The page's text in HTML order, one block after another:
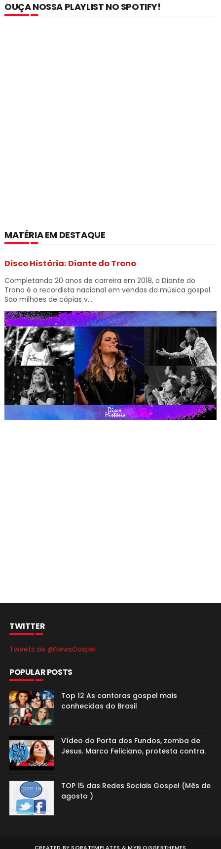
OUÇA NOSSA PLAYLIST NO SPOTIFY!
MATÉRIA EM DESTAQUE
Disco História: Diante do Trono
Completando 20 anos de carreira em 2018, o Diante do
Trono é o recordista nacional em vendas da música gospel.
São milhões de cópias v...
TWITTER
Tweets de @NewsGospel
POPULAR POSTS
Top 12 As cantoras gospel mais
conhecidas do Brasil
Vídeo do Porta dos Fundos, zomba de
Jesus. Marco Feliciano, protesta contra.
TOP 15 das Redes Sociais Gospel (Mês de
agosto )